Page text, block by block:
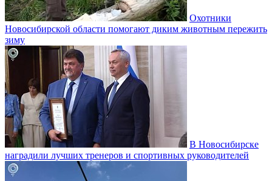
Охотники
Новосибирской области помогают диким животным пережить
зиму
В Новосибирске
наградили лучших тренеров и спортивных руководителей